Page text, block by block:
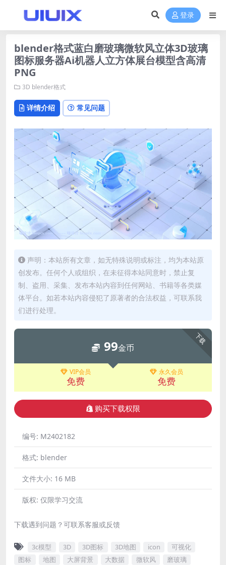
登录
blender格式蓝白磨玻璃微软风立体3D玻璃
图标服务器Ai机器人立方体展台模型含高清
PNG
3D blender格式
详情介绍 常见问题
声明：本站所有文章，如无特殊说明或标注，均为本站原
创发布。任何个人或组织，在未征得本站同意时，禁止复
制、盗用、采集、发布本站内容到任何网站、书籍等各类媒
体平台。如若本站内容侵犯了原著者的合法权益，可联系我
们进行处理。
下载
99金币
VIP会员
免费
永久会员
免费
购买下载权限
编号: M2402182
格式: blender
文件大小: 16 MB
版权: 仅限学习交流
下载遇到问题？可联系客服或反馈
3c模型 3D 3D图标 3D地图 icon
可视化
图标
地图 大屏背景 大数据 微软风
磨玻璃